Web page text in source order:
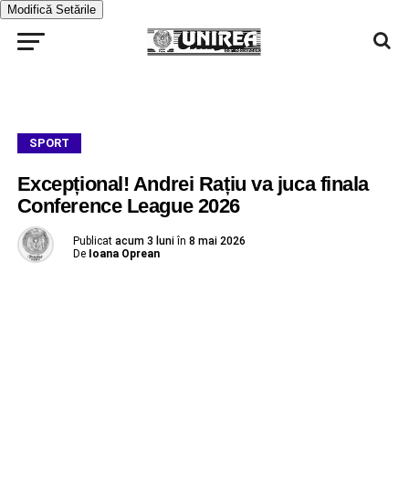
Modifică Setările
SPORT
Excepțional! Andrei Rațiu va juca finala
Conference League 2026
Publicat acum 3 luni în 8 mai 2026
De Ioana Oprean